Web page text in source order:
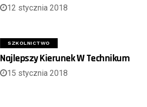
12 stycznia 2018
SZKOLNICTWO
Najlepszy Kierunek W Technikum
15 stycznia 2018